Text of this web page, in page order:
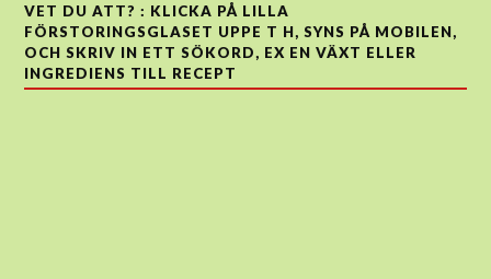
VET DU ATT? : KLICKA PÅ LILLA
FÖRSTORINGSGLASET UPPE T H, SYNS PÅ MOBILEN,
OCH SKRIV IN ETT SÖKORD, EX EN VÄXT ELLER
INGREDIENS TILL RECEPT